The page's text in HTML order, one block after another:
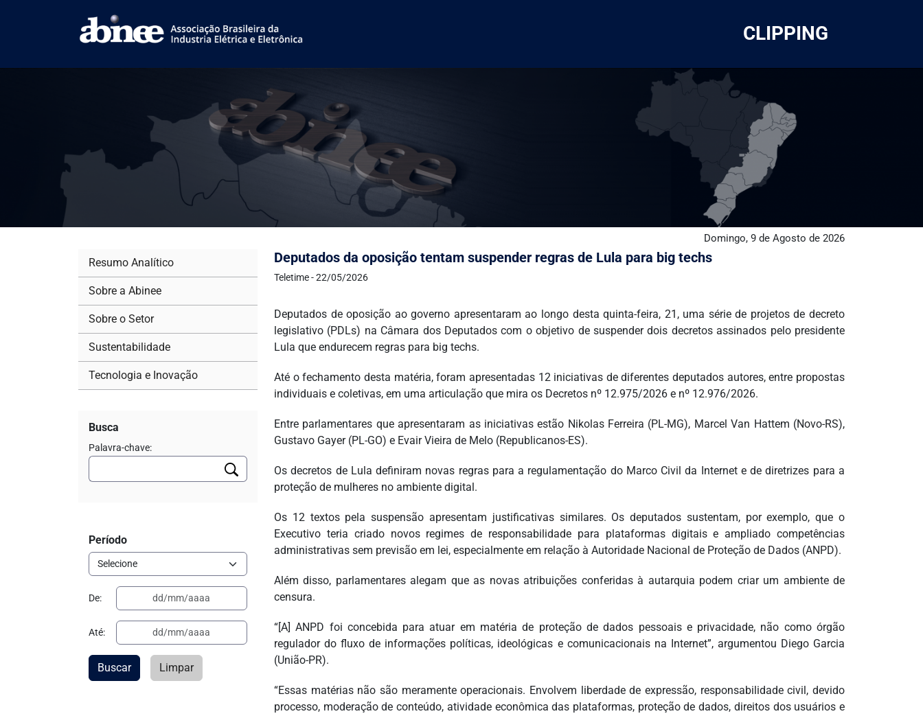
CLIPPING
Domingo, 9 de Agosto de 2026
Deputados da oposição tentam suspender regras de Lula para big techs
Teletime - 22/05/2026
Deputados de oposição ao governo apresentaram ao longo desta quinta-feira, 21, uma série de projetos de decreto
legislativo (PDLs) na Câmara dos Deputados com o objetivo de suspender dois decretos assinados pelo presidente
Lula que endurecem regras para big techs.
Até o fechamento desta matéria, foram apresentadas 12 iniciativas de diferentes deputados autores, entre propostas
individuais e coletivas, em uma articulação que mira os Decretos nº 12.975/2026 e nº 12.976/2026.
Entre parlamentares que apresentaram as iniciativas estão Nikolas Ferreira (PL-MG), Marcel Van Hattem (Novo-RS),
Gustavo Gayer (PL-GO) e Evair Vieira de Melo (Republicanos-ES).
Os decretos de Lula definiram novas regras para a regulamentação do Marco Civil da Internet e de diretrizes para a
proteção de mulheres no ambiente digital.
Os 12 textos pela suspensão apresentam justificativas similares. Os deputados sustentam, por exemplo, que o
Executivo teria criado novos regimes de responsabilidade para plataformas digitais e ampliado competências
administrativas sem previsão em lei, especialmente em relação à Autoridade Nacional de Proteção de Dados (ANPD).
Além disso, parlamentares alegam que as novas atribuições conferidas à autarquia podem criar um ambiente de
censura.
“[A] ANPD foi concebida para atuar em matéria de proteção de dados pessoais e privacidade, não como órgão
regulador do fluxo de informações políticas, ideológicas e comunicacionais na Internet”, argumentou Diego Garcia
(União-PR).
“Essas matérias não são meramente operacionais. Envolvem liberdade de expressão, responsabilidade civil, devido
processo, moderação de conteúdo, atividade econômica das plataformas, proteção de dados, direitos dos usuários e
Resumo Analítico
Sobre a Abinee
Sobre o Setor
Sustentabilidade
Tecnologia e Inovação
Busca
Palavra-chave:
Período
De:
Até:
Buscar Limpar